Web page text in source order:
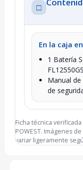
□
En la caja
1 Batería
FL12550GS
Manual
de
Ficha técnica
POWEST. Imágenes
variar ligeramente